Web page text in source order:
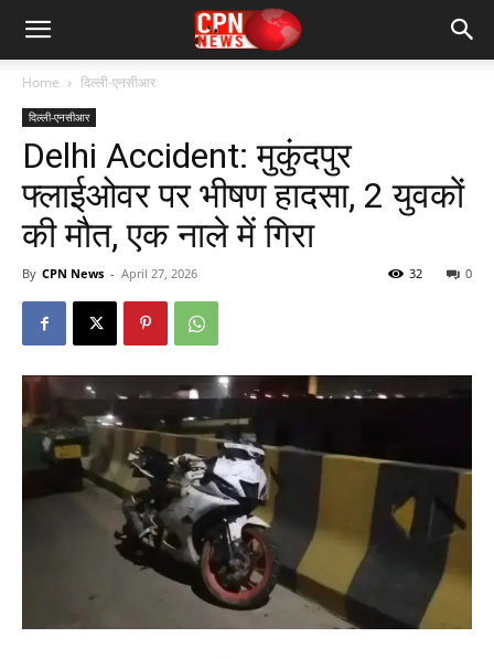
Home दिल्ली-एनसीआर
दिल्ली-एनसीआर
Delhi Accident: मुकुंदपुर
फ्लाईओवर पर भीषण हादसा, 2 युवकों
की मौत, एक नाले में गिरा
By CPN News - April 27, 2026 0
32